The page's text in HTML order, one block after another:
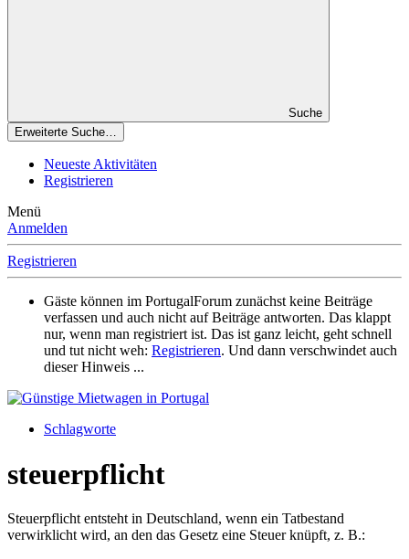
Suche
Erweiterte Suche…
Neueste Aktivitäten
Registrieren
Menü
Anmelden
Registrieren
Gäste können im PortugalForum zunächst keine Beiträge
verfassen und auch nicht auf Beiträge antworten. Das klappt
nur, wenn man registriert ist. Das ist ganz leicht, geht schnell
und tut nicht weh: Registrieren. Und dann verschwindet auch
dieser Hinweis ...
Schlagworte
steuerpflicht
Steuerpflicht entsteht in Deutschland, wenn ein Tatbestand
verwirklicht wird, an den das Gesetz eine Steuer knüpft, z. B.: